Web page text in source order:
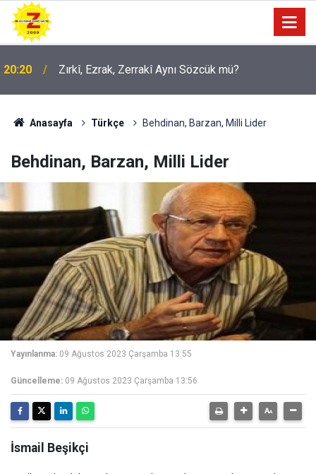
09:56 Ji Zilma Partîzanan Nimûneyeka Piçûk
Anasayfa Türkçe Behdinan, Barzan, Milli Lider
Behdinan, Barzan, Milli Lider
Yayınlanma: 09 Ağustos 2023 Çarşamba 13:55
Güncelleme: 09 Ağustos 2023 Çarşamba 13:56
İsmail Beşikçi